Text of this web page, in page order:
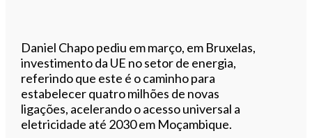
Daniel Chapo pediu em março, em Bruxelas,
investimento da UE no setor de energia,
referindo que este é o caminho para
estabelecer quatro milhões de novas
ligações, acelerando o acesso universal a
eletricidade até 2030 em Moçambique.